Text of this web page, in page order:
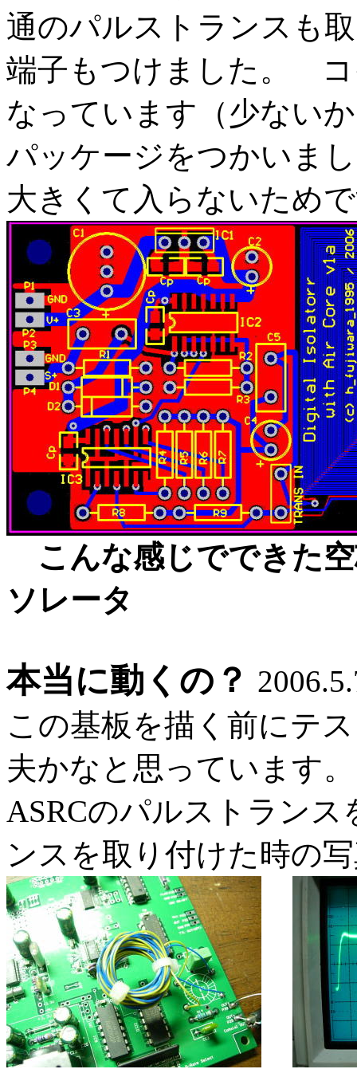
通のパルストランスも
端子もつけました。 コ
なっています（少ない
パッケージをつかいま
大きくて入らないため
こんな感じでできた
ソレータ
本当に動くの？
この基板を描く前にテ
夫かなと思っています。
ASRCのパルストラン
ンスを取り付けた時の